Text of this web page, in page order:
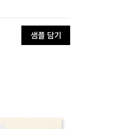
샘플 담기